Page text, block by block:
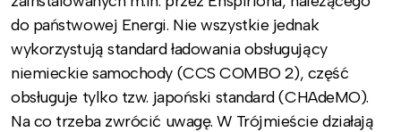
do państwowej Energi. Nie wszystkie jednak
wykorzystują standard ładowania obsługujący
niemieckie samochody (CCS COMBO 2), część
obsługuje tylko tzw. japoński standard (CHAdeMO).
Na co trzeba zwrócić uwagę. W Trójmieście działają